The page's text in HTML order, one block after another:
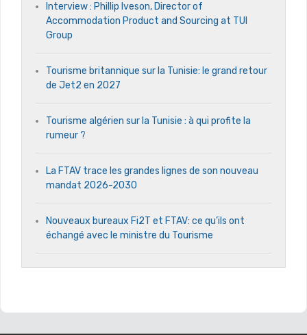
Interview : Phillip Iveson, Director of
Accommodation Product and Sourcing at TUI
Group
Tourisme britannique sur la Tunisie: le grand retour
de Jet2 en 2027
Tourisme algérien sur la Tunisie : à qui profite la
rumeur ?
La FTAV trace les grandes lignes de son nouveau
mandat 2026-2030
Nouveaux bureaux Fi2T et FTAV: ce qu’ils ont
échangé avec le ministre du Tourisme